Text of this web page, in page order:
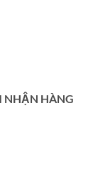
NHẬN HÀNG